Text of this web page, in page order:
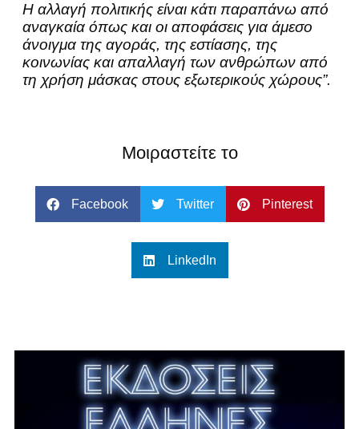
Η αλλαγή πολιτικής είναι κάτι παραπάνω από
αναγκαία όπως και οι αποφάσεις για άμεσο
άνοιγμα της αγοράς, της εστίασης, της
κοινωνίας και απαλλαγή των ανθρώπων από
τη χρήση μάσκας στους εξωτερικούς χώρους”.
Μοιραστείτε το
Facebook Twitter Pinterest
LinkedIn